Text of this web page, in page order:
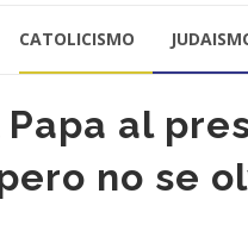
CATOLICISMO
al
no se